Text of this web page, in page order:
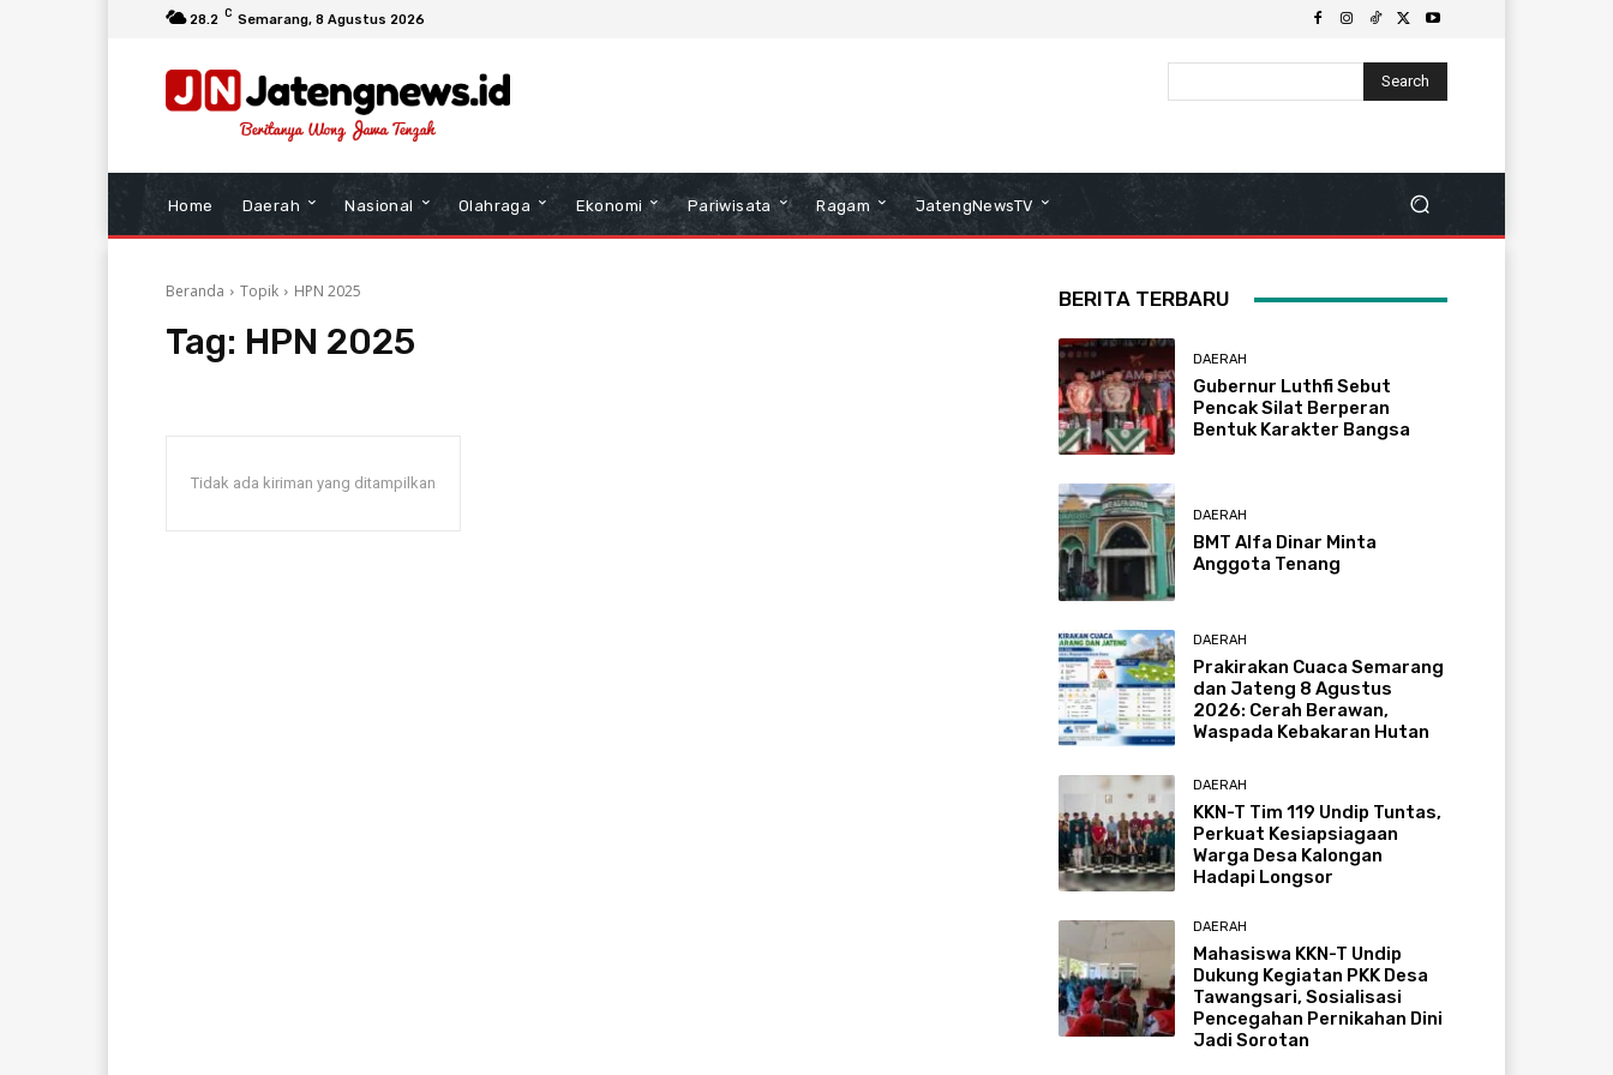
28.2 C Semarang, 8 Agustus 2026
Search
Home Daerah Nasional Olahraga Ekonomi Pariwisata Ragam JatengNewsTV
Beranda Topik HPN 2025
Tag: HPN 2025
Tidak ada kiriman yang ditampilkan
BERITA TERBARU
DAERAH
Gubernur Luthfi Sebut
Pencak Silat Berperan
Bentuk Karakter Bangsa
DAERAH
BMT Alfa Dinar Minta
Anggota Tenang
DAERAH
Prakirakan Cuaca Semarang
dan Jateng 8 Agustus
2026: Cerah Berawan,
Waspada Kebakaran Hutan
DAERAH
KKN-T Tim 119 Undip Tuntas,
Perkuat Kesiapsiagaan
Warga Desa Kalongan
Hadapi Longsor
DAERAH
Mahasiswa KKN-T Undip
Dukung Kegiatan PKK Desa
Tawangsari, Sosialisasi
Pencegahan Pernikahan Dini
Jadi Sorotan